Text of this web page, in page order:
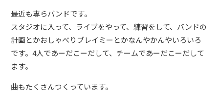
最近も専らバンドです。
スタジオに入って、ライブをやって、練習をして、バンドの
計画とかおしゃべりブレイミーとかなんやかんやいろいろ
です。4人であーだこーだして、チームであーだこーだして
ます。
曲もたくさんつくっています。